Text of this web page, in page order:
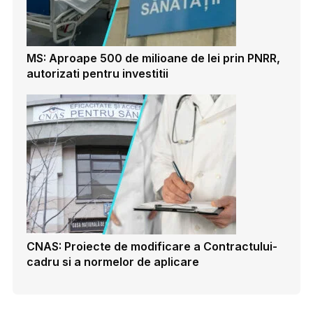
MS: Aproape 500 de milioane de lei prin PNRR,
autorizati pentru investitii
CNAS: Proiecte de modificare a Contractului-
cadru si a normelor de aplicare